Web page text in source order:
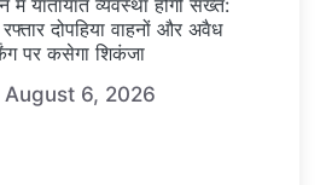
में यातायात व्यवस्था होगी सख्त:
दोपहिया वाहनों और अवैध
पर कसेगा शिकंजा
August 6, 2026